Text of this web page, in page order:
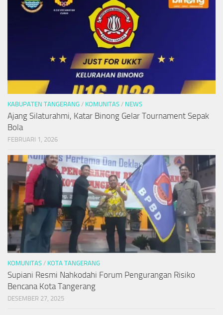
KABUPATEN TANGERANG / KOMUNITAS / NEWS
Ajang Silaturahmi, Katar Binong Gelar Tournament Sepak
Bola
FEBRUARI 1, 2026
KOMUNITAS / KOTA TANGERANG
Supiani Resmi Nahkodahi Forum Pengurangan Risiko
Bencana Kota Tangerang
DESEMBER 27, 2025